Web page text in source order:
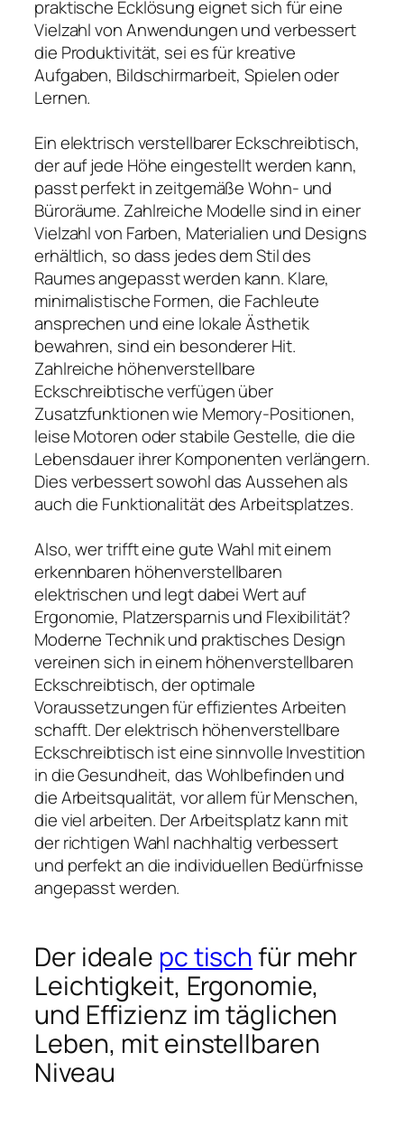
praktische Ecklösung eignet sich für eine
Vielzahl von Anwendungen und verbessert
die Produktivität, sei es für kreative
Aufgaben, Bildschirmarbeit, Spielen oder
Lernen.
Ein elektrisch verstellbarer Eckschreibtisch,
der auf jede Höhe eingestellt werden kann,
passt perfekt in zeitgemäße Wohn- und
Büroräume. Zahlreiche Modelle sind in einer
Vielzahl von Farben, Materialien und Designs
erhältlich, so dass jedes dem Stil des
Raumes angepasst werden kann. Klare,
minimalistische Formen, die Fachleute
ansprechen und eine lokale Ästhetik
bewahren, sind ein besonderer Hit.
Zahlreiche höhenverstellbare
Eckschreibtische verfügen über
Zusatzfunktionen wie Memory-Positionen,
leise Motoren oder stabile Gestelle, die die
Lebensdauer ihrer Komponenten verlängern.
Dies verbessert sowohl das Aussehen als
auch die Funktionalität des Arbeitsplatzes.
Also, wer trifft eine gute Wahl mit einem
erkennbaren höhenverstellbaren
elektrischen und legt dabei Wert auf
Ergonomie, Platzersparnis und Flexibilität?
Moderne Technik und praktisches Design
vereinen sich in einem höhenverstellbaren
Eckschreibtisch, der optimale
Voraussetzungen für effizientes Arbeiten
schafft. Der elektrisch höhenverstellbare
Eckschreibtisch ist eine sinnvolle Investition
in die Gesundheit, das Wohlbefinden und
die Arbeitsqualität, vor allem für Menschen,
die viel arbeiten. Der Arbeitsplatz kann mit
der richtigen Wahl nachhaltig verbessert
und perfekt an die individuellen Bedürfnisse
angepasst werden.
Der ideale pc tischfür mehr
Leichtigkeit, Ergonomie,
und Effizienz im täglichen
Leben, mit einstellbaren
Niveau